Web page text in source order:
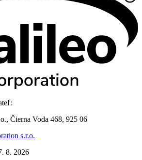
Čierna Voda 468, 925 06
s.r.o.
8. 2026